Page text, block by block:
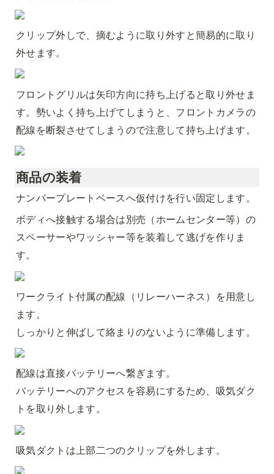
クリップ外しで、摘むように取り外すと簡易的に取り
外せます。
フロントグリルは矢印方向に持ち上げると取り外せま
す。勢いよく持ち上げてしまうと、フロントカメラの
配線を断裂させてしまうので注意して持ち上げます。
商品の装着
ナンバープレートベースへ仮付けを行い固定します。
ボディへ接触する場合は別売（ホームセンター等）の
スペーサーやワッシャー等を装着して逃げを作りま
す。
ワークライト付属の配線（リレーハーネス）を用意し
ます。
しっかりと伸ばして絡まりのないように準備します。
配線は直接バッテリーへ繋ぎます。
バッテリーへのアクセスを容易にするため、吸気ダク
トを取り外します。
吸気ダクトは上部二つのクリップを外します。